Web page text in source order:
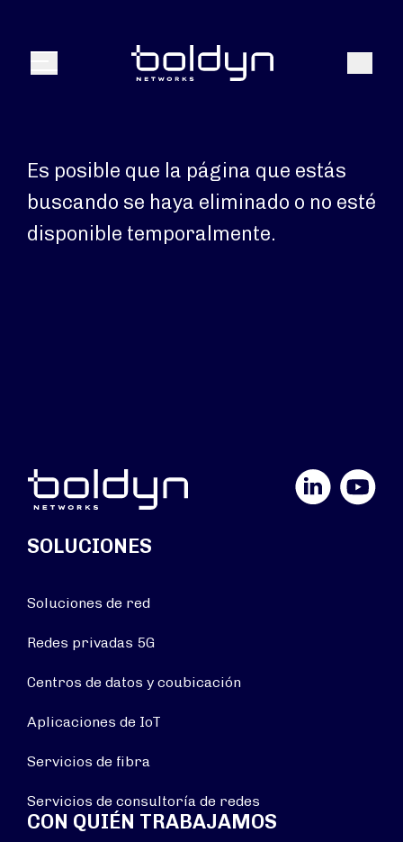
Menú Buscar
Es posible que la página que estás
buscando se haya eliminado o no esté
disponible temporalmente.
YouTube
SOLUCIONES
Soluciones de red
Redes privadas 5G
Centros de datos y coubicación
Aplicaciones de IoT
Servicios de fibra
Servicios de consultoría de redes
CON QUIÉN TRABAJAMOS